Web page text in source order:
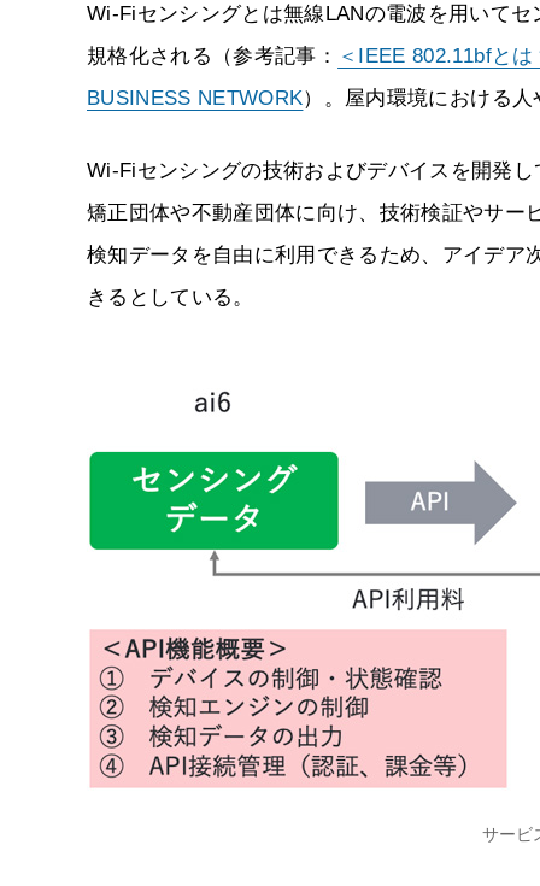
Wi-Fiセンシングとは無線LANの電波を用いて
規格化される（参考記事： ＜IEEE 802.11bfと
BUSINESS NETWORK）。屋内環境における
Wi-Fiセンシングの技術およびデバイスを開発
矯正団体や不動産団体に向け、技術検証やサ
検知データを自由に利用できるため、アイデ
きるとしている。
サービ